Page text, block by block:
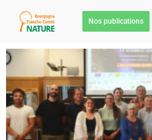
Nos publications